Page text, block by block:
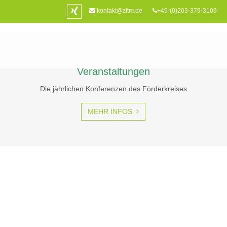
kontakt@zftm.de +49-(0)203-379-3109
WILLKOMMEN– NETZE
Veranstaltungen
Die jährlichen Konferenzen des Förderkreises
MEHR INFOS